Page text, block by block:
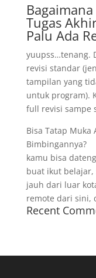
Tugas
Palu Ada
yuupss…tenang.
revisi standar
tampilan yang
untuk program).
full revisi sampe
Bisa Tatap Muka
Bimbingannya?
kamu bisa
buat ikut
jauh dari luar
remote dari sini,
Recent